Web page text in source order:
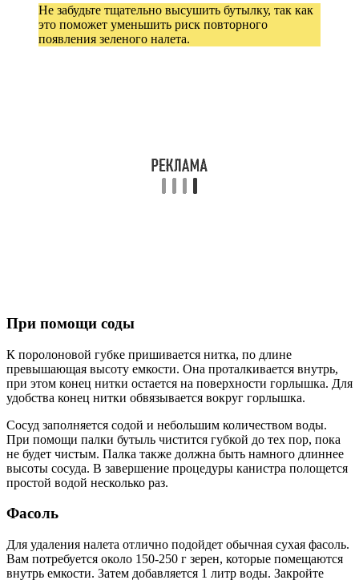
Не забудьте тщательно высушить бутылку, так как
это поможет уменьшить риск повторного
появления зеленого налета.
При помощи соды
К поролоновой губке пришивается нитка, по длине
превышающая высоту емкости. Она проталкивается внутрь,
при этом конец нитки остается на поверхности горлышка. Для
удобства конец нитки обвязывается вокруг горлышка.
Сосуд заполняется содой и небольшим количеством воды.
При помощи палки бутыль чистится губкой до тех пор, пока
не будет чистым. Палка также должна быть намного длиннее
высоты сосуда. В завершение процедуры канистра полощется
простой водой несколько раз.
Фасоль
Для удаления налета отлично подойдет обычная сухая фасоль.
Вам потребуется около 150-250 г зерен, которые помещаются
внутрь емкости. Затем добавляется 1 литр воды. Закройте